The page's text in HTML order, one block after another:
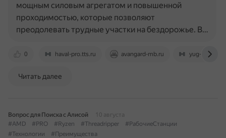
0 haval-pro.tts.ru avangard-mb.ru yug-avto-
мощным силовым агрегатом и повышенной
проходимостью, которые позволяют
преодолевать трудные участки на бездорожье. В…
Читать далее
Вопрос для Поиска с Алисой
10 августа
#AMD
#PRO #Ryzen #Threadripper
#РабочиеСтанции
#Технологии
#Преимущества